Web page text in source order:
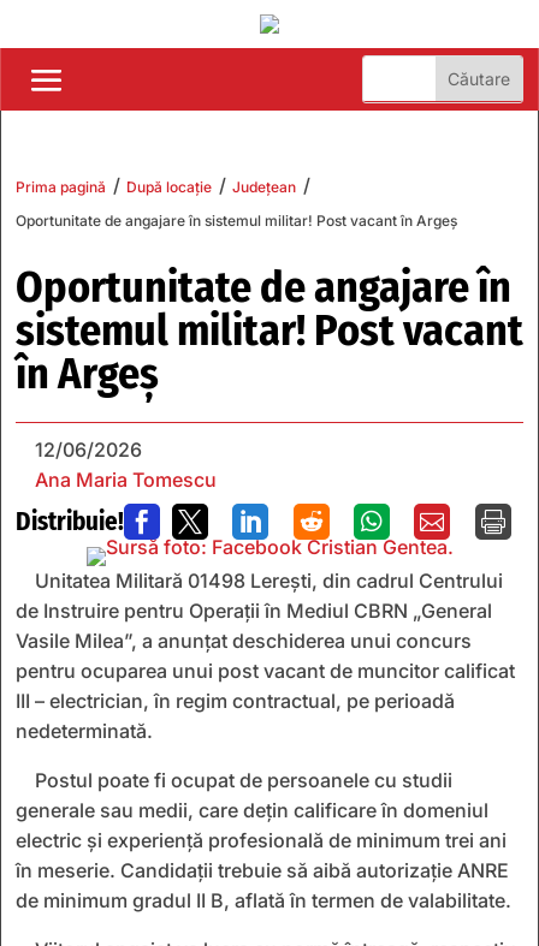
Prima pagină / După locație / Județean /
Oportunitate de angajare în sistemul militar! Post vacant în Argeș
Oportunitate de angajare în
sistemul militar! Post vacant
în Argeș
12/06/2026
Ana Maria Tomescu
Distribuie!       
Unitatea Militară 01498 Lerești, din cadrul Centrului
de Instruire pentru Operații în Mediul CBRN „General
Vasile Milea”, a anunțat deschiderea unui concurs
pentru ocuparea unui post vacant de muncitor calificat
III – electrician, în regim contractual, pe perioadă
nedeterminată.
Postul poate fi ocupat de persoanele cu studii
generale sau medii, care dețin calificare în domeniul
electric și experiență profesională de minimum trei ani
în meserie. Candidații trebuie să aibă autorizație ANRE
de minimum gradul II B, aflată în termen de valabilitate.